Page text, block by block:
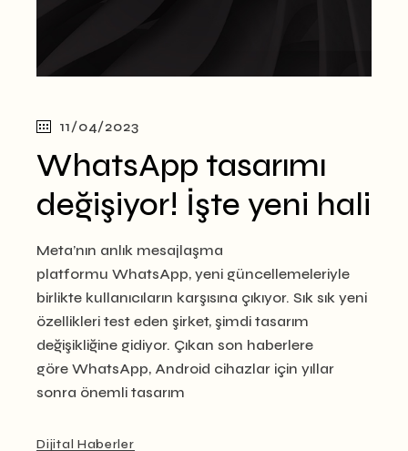
11/04/2023
WhatsApp tasarımı
değişiyor! İşte yeni hali
Meta’nın anlık mesajlaşma
platformu WhatsApp, yeni güncellemeleriyle
birlikte kullanıcıların karşısına çıkıyor. Sık sık yeni
özellikleri test eden şirket, şimdi tasarım
değişikliğine gidiyor. Çıkan son haberlere
göre WhatsApp, Android cihazlar için yıllar
sonra önemli tasarım
Dijital Haberler